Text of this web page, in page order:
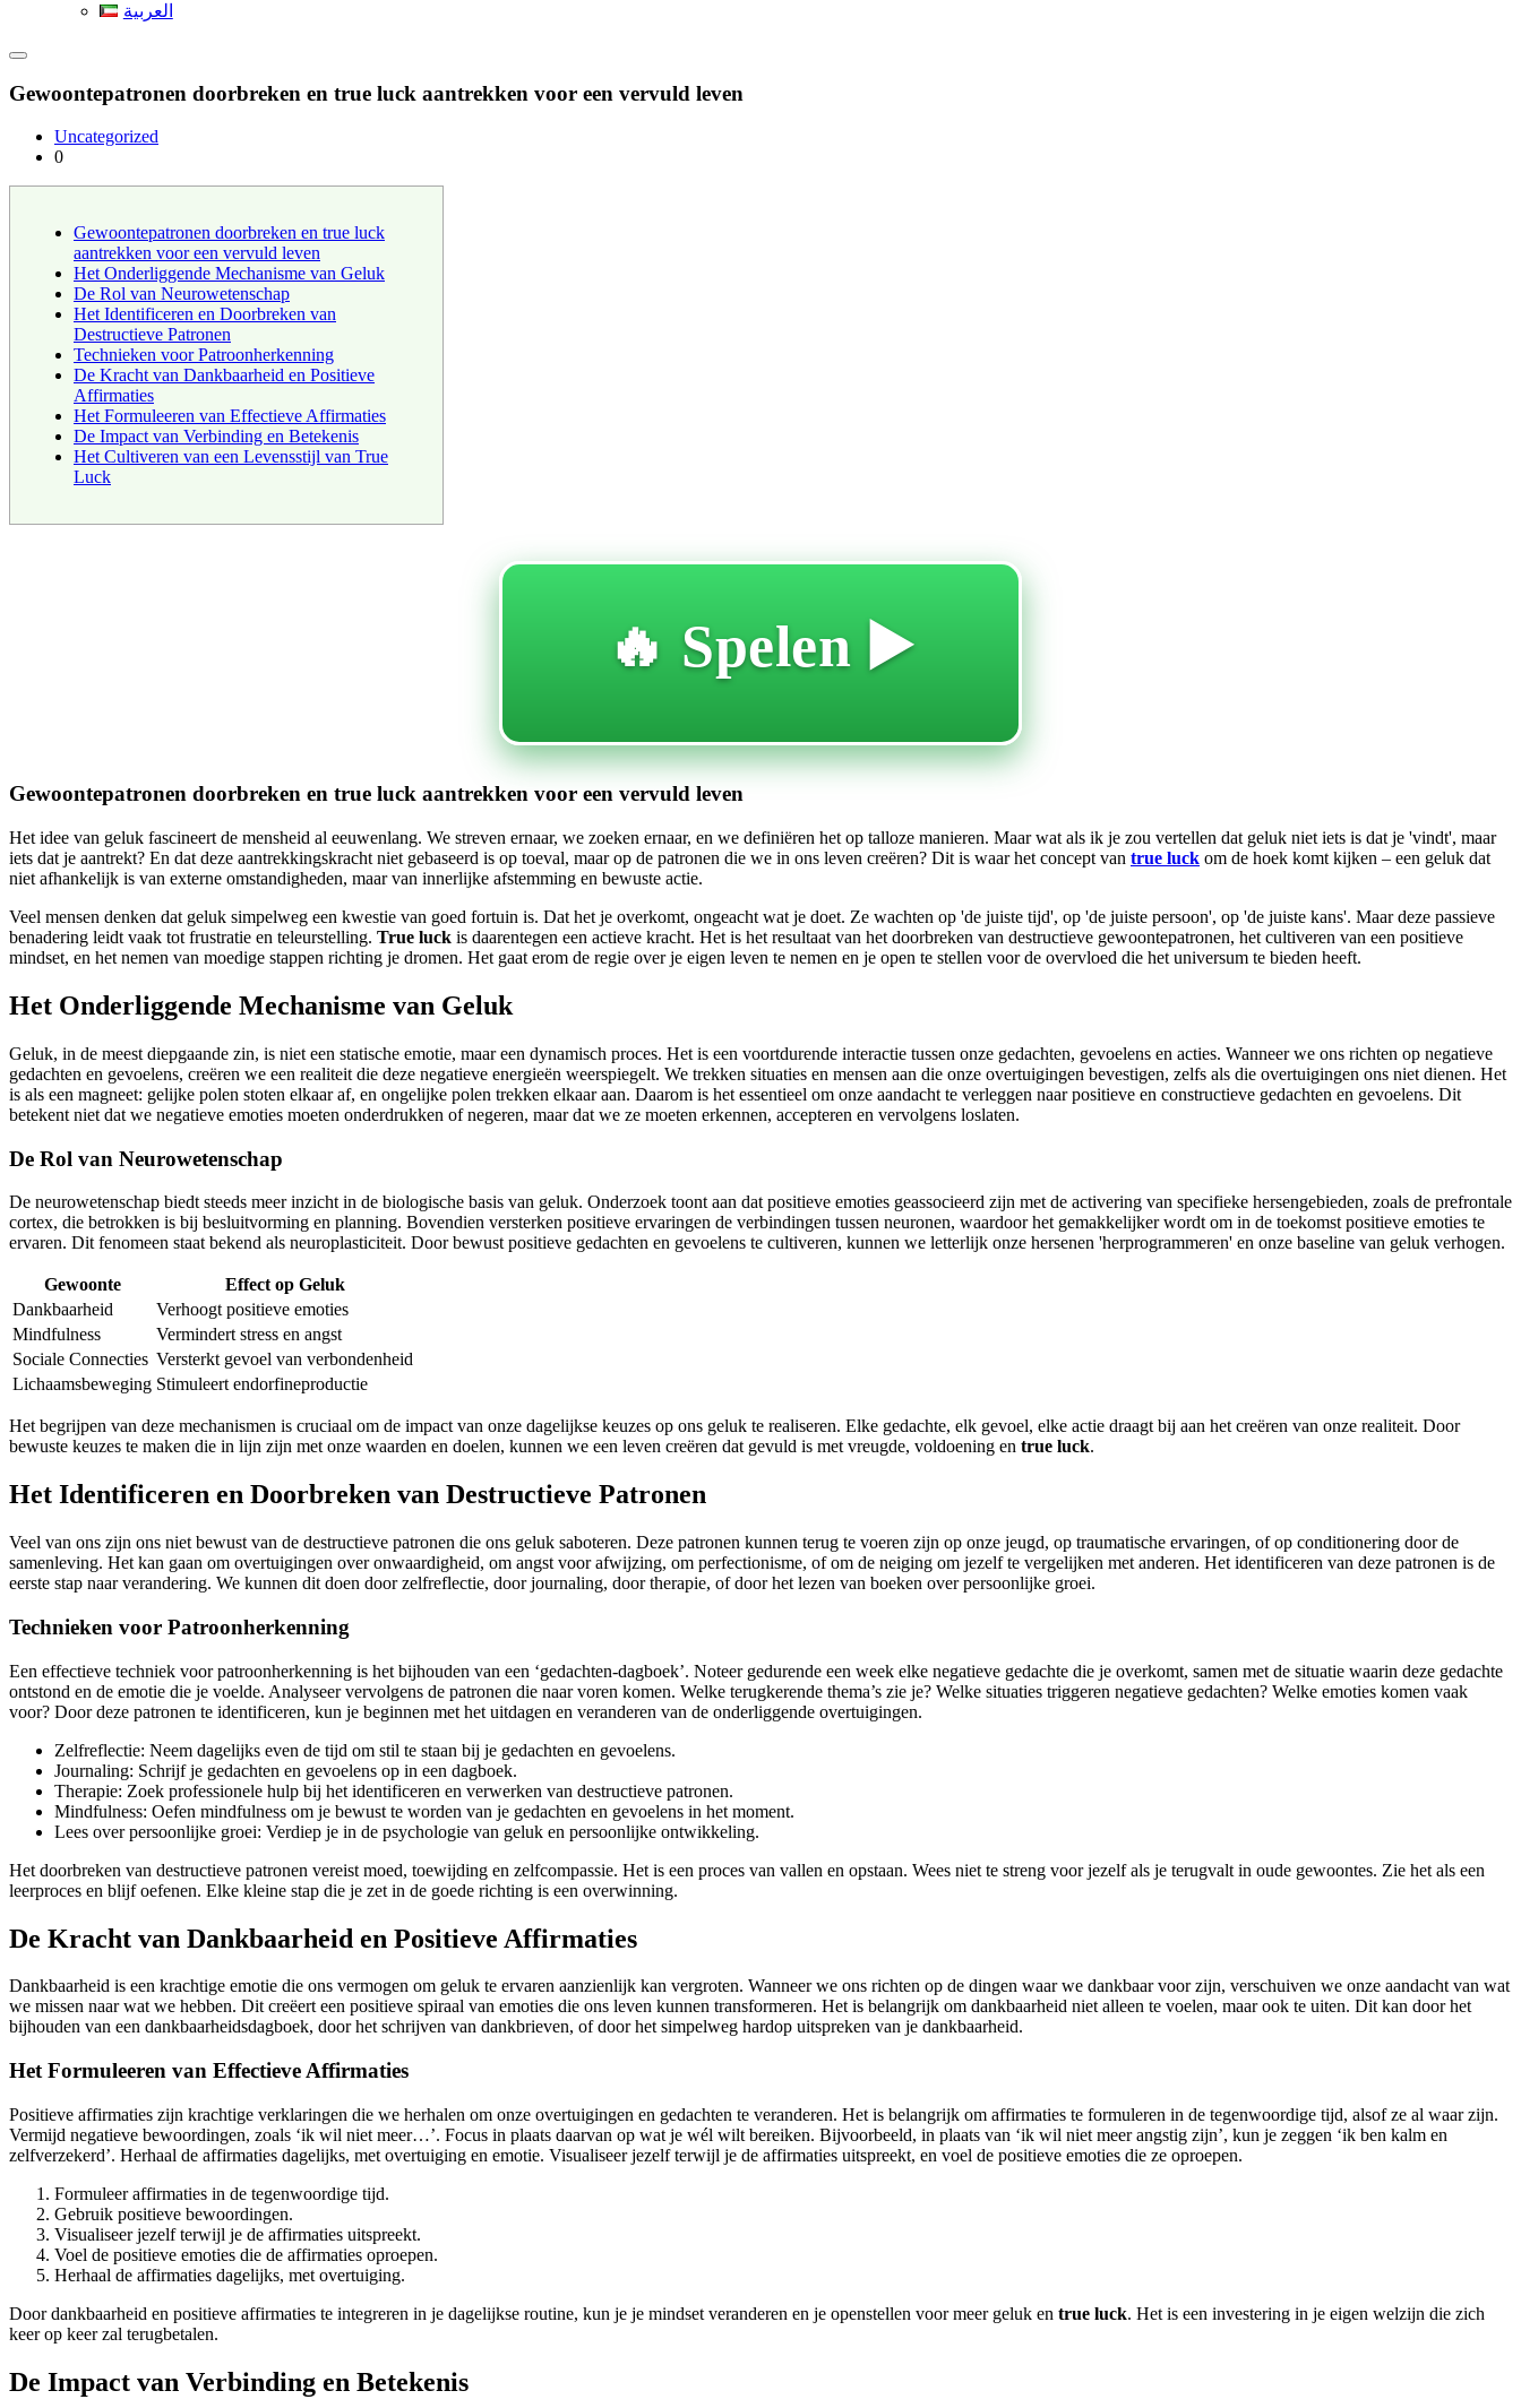
العربية
Gewoontepatronen doorbreken en true luck aantrekken voor een vervuld leven
Uncategorized
0
Gewoontepatronen doorbreken en true luck
aantrekken voor een vervuld leven
Het Onderliggende Mechanisme van Geluk
De Rol van Neurowetenschap
Het Identificeren en Doorbreken van
Destructieve Patronen
Technieken voor Patroonherkenning
De Kracht van Dankbaarheid en Positieve
Affirmaties
Het Formuleeren van Effectieve Affirmaties
De Impact van Verbinding en Betekenis
Het Cultiveren van een Levensstijl van True
Luck
🔥 Spelen ▶️
Gewoontepatronen doorbreken en true luck aantrekken voor een vervuld leven
Het idee van geluk fascineert de mensheid al eeuwenlang. We streven ernaar, we zoeken ernaar, en we definiëren het op talloze manieren. Maar wat als ik je zou vertellen dat geluk niet iets is dat je 'vindt', maar
iets dat je aantrekt? En dat deze aantrekkingskracht niet gebaseerd is op toeval, maar op de patronen die we in ons leven creëren? Dit is waar het concept van true luck om de hoek komt kijken – een geluk dat
niet afhankelijk is van externe omstandigheden, maar van innerlijke afstemming en bewuste actie.
Veel mensen denken dat geluk simpelweg een kwestie van goed fortuin is. Dat het je overkomt, ongeacht wat je doet. Ze wachten op 'de juiste tijd', op 'de juiste persoon', op 'de juiste kans'. Maar deze passieve
benadering leidt vaak tot frustratie en teleurstelling. True luck is daarentegen een actieve kracht. Het is het resultaat van het doorbreken van destructieve gewoontepatronen, het cultiveren van een positieve
mindset, en het nemen van moedige stappen richting je dromen. Het gaat erom de regie over je eigen leven te nemen en je open te stellen voor de overvloed die het universum te bieden heeft.
Het Onderliggende Mechanisme van Geluk
Geluk, in de meest diepgaande zin, is niet een statische emotie, maar een dynamisch proces. Het is een voortdurende interactie tussen onze gedachten, gevoelens en acties. Wanneer we ons richten op negatieve
gedachten en gevoelens, creëren we een realiteit die deze negatieve energieën weerspiegelt. We trekken situaties en mensen aan die onze overtuigingen bevestigen, zelfs als die overtuigingen ons niet dienen. Het
is als een magneet: gelijke polen stoten elkaar af, en ongelijke polen trekken elkaar aan. Daarom is het essentieel om onze aandacht te verleggen naar positieve en constructieve gedachten en gevoelens. Dit
betekent niet dat we negatieve emoties moeten onderdrukken of negeren, maar dat we ze moeten erkennen, accepteren en vervolgens loslaten.
De Rol van Neurowetenschap
De neurowetenschap biedt steeds meer inzicht in de biologische basis van geluk. Onderzoek toont aan dat positieve emoties geassocieerd zijn met de activering van specifieke hersengebieden, zoals de prefrontale
cortex, die betrokken is bij besluitvorming en planning. Bovendien versterken positieve ervaringen de verbindingen tussen neuronen, waardoor het gemakkelijker wordt om in de toekomst positieve emoties te
ervaren. Dit fenomeen staat bekend als neuroplasticiteit. Door bewust positieve gedachten en gevoelens te cultiveren, kunnen we letterlijk onze hersenen 'herprogrammeren' en onze baseline van geluk verhogen.
Gewoonte
Effect op Geluk
Dankbaarheid
Verhoogt positieve emoties
Mindfulness
Vermindert stress en angst
Sociale Connecties Versterkt gevoel van verbondenheid
Lichaamsbeweging Stimuleert endorfineproductie
Het begrijpen van deze mechanismen is cruciaal om de impact van onze dagelijkse keuzes op ons geluk te realiseren. Elke gedachte, elk gevoel, elke actie draagt bij aan het creëren van onze realiteit. Door
bewuste keuzes te maken die in lijn zijn met onze waarden en doelen, kunnen we een leven creëren dat gevuld is met vreugde, voldoening en true luck.
Het Identificeren en Doorbreken van Destructieve Patronen
Veel van ons zijn ons niet bewust van de destructieve patronen die ons geluk saboteren. Deze patronen kunnen terug te voeren zijn op onze jeugd, op traumatische ervaringen, of op conditionering door de
samenleving. Het kan gaan om overtuigingen over onwaardigheid, om angst voor afwijzing, om perfectionisme, of om de neiging om jezelf te vergelijken met anderen. Het identificeren van deze patronen is de
eerste stap naar verandering. We kunnen dit doen door zelfreflectie, door journaling, door therapie, of door het lezen van boeken over persoonlijke groei.
Technieken voor Patroonherkenning
Een effectieve techniek voor patroonherkenning is het bijhouden van een ‘gedachten-dagboek’. Noteer gedurende een week elke negatieve gedachte die je overkomt, samen met de situatie waarin deze gedachte
ontstond en de emotie die je voelde. Analyseer vervolgens de patronen die naar voren komen. Welke terugkerende thema’s zie je? Welke situaties triggeren negatieve gedachten? Welke emoties komen vaak
voor? Door deze patronen te identificeren, kun je beginnen met het uitdagen en veranderen van de onderliggende overtuigingen.
Zelfreflectie: Neem dagelijks even de tijd om stil te staan bij je gedachten en gevoelens.
Journaling: Schrijf je gedachten en gevoelens op in een dagboek.
Therapie: Zoek professionele hulp bij het identificeren en verwerken van destructieve patronen.
Mindfulness: Oefen mindfulness om je bewust te worden van je gedachten en gevoelens in het moment.
Lees over persoonlijke groei: Verdiep je in de psychologie van geluk en persoonlijke ontwikkeling.
Het doorbreken van destructieve patronen vereist moed, toewijding en zelfcompassie. Het is een proces van vallen en opstaan. Wees niet te streng voor jezelf als je terugvalt in oude gewoontes. Zie het als een
leerproces en blijf oefenen. Elke kleine stap die je zet in de goede richting is een overwinning.
De Kracht van Dankbaarheid en Positieve Affirmaties
Dankbaarheid is een krachtige emotie die ons vermogen om geluk te ervaren aanzienlijk kan vergroten. Wanneer we ons richten op de dingen waar we dankbaar voor zijn, verschuiven we onze aandacht van wat
we missen naar wat we hebben. Dit creëert een positieve spiraal van emoties die ons leven kunnen transformeren. Het is belangrijk om dankbaarheid niet alleen te voelen, maar ook te uiten. Dit kan door het
bijhouden van een dankbaarheidsdagboek, door het schrijven van dankbrieven, of door het simpelweg hardop uitspreken van je dankbaarheid.
Het Formuleeren van Effectieve Affirmaties
Positieve affirmaties zijn krachtige verklaringen die we herhalen om onze overtuigingen en gedachten te veranderen. Het is belangrijk om affirmaties te formuleren in de tegenwoordige tijd, alsof ze al waar zijn.
Vermijd negatieve bewoordingen, zoals ‘ik wil niet meer…’. Focus in plaats daarvan op wat je wél wilt bereiken. Bijvoorbeeld, in plaats van ‘ik wil niet meer angstig zijn’, kun je zeggen ‘ik ben kalm en
zelfverzekerd’. Herhaal de affirmaties dagelijks, met overtuiging en emotie. Visualiseer jezelf terwijl je de affirmaties uitspreekt, en voel de positieve emoties die ze oproepen.
Formuleer affirmaties in de tegenwoordige tijd.
Gebruik positieve bewoordingen.
Visualiseer jezelf terwijl je de affirmaties uitspreekt.
Voel de positieve emoties die de affirmaties oproepen.
Herhaal de affirmaties dagelijks, met overtuiging.
Door dankbaarheid en positieve affirmaties te integreren in je dagelijkse routine, kun je je mindset veranderen en je openstellen voor meer geluk en true luck. Het is een investering in je eigen welzijn die zich
keer op keer zal terugbetalen.
De Impact van Verbinding en Betekenis